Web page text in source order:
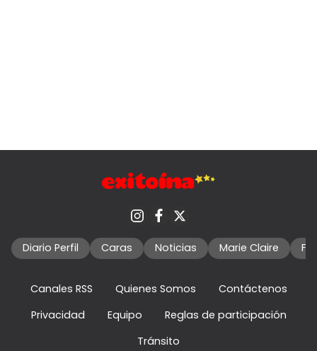
Diario Perfil Caras Noticias Marie Claire
Canales RSS Quienes Somos
Contáctenos
Privacidad
Equipo
Reglas de participación
Tránsito